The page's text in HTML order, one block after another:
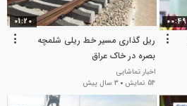
00:49
01:20
ریل گذاری مسیر خط ریلی شلمچه
بصره در خاک عراق
اخبار تماشایی
54 نمایش
3 سال پیش